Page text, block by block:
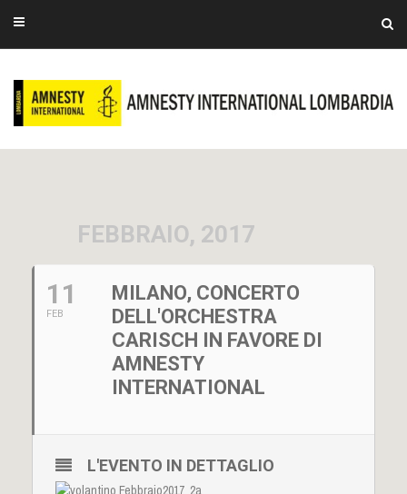
FEBBRAIO, 2017
11
FEB
MILANO, CONCERTO
DELL'ORCHESTRA
CARISCH IN FAVORE DI
AMNESTY
INTERNATIONAL
L'EVENTO IN DETTAGLIO